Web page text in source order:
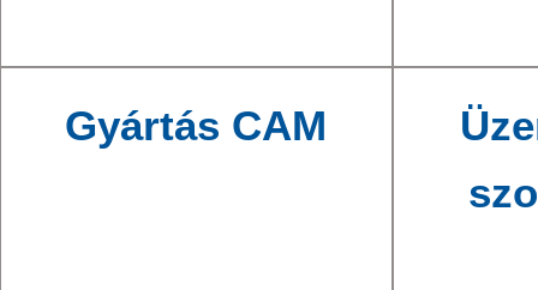
Gyártás CAM